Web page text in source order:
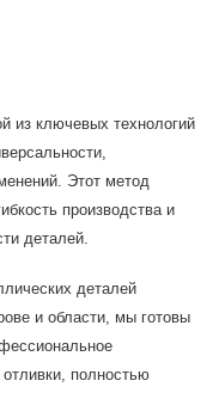
из ключевых технологий
Этот метод
производства и
деталей.
деталей
и области, мы готовы
полностью